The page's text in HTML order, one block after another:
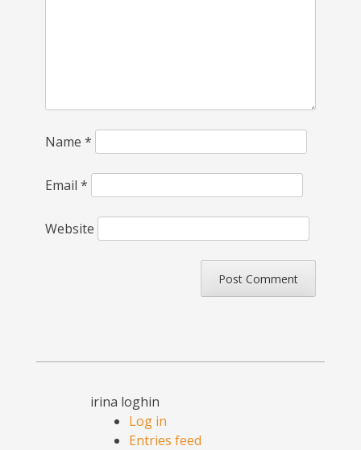
Name *
Email *
Website
irina loghin
Log in
Entries feed